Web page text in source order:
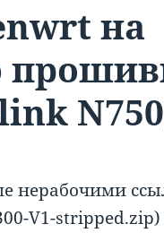
на
нерабочими
V1-